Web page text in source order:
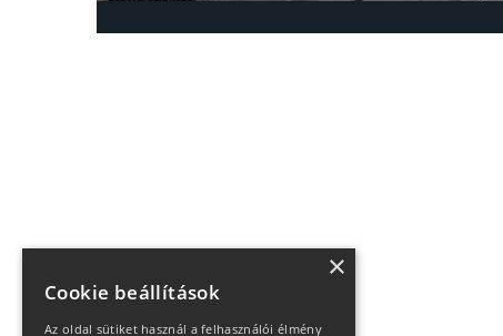
×
Cookie beállítások
Az oldal sütiket használ a felhasználói élmény